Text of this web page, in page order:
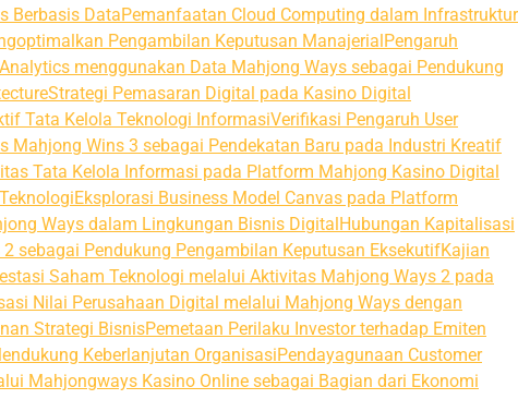
Berbasis DataPemanfaatan Cloud Computing dalam Infrastruktur
Pengambilan Keputusan ManajerialPengaruh
menggunakan Data Mahjong Ways sebagai Pendukung
Strategi Pemasaran Digital pada Kasino Digital
Tata Kelola Teknologi InformasiVerifikasi Pengaruh User
Mahjong Wins 3 sebagai Pendekatan Baru pada Industri Kreatif
Tata Kelola Informasi pada Platform Mahjong Kasino Digital
Eksplorasi Business Model Canvas pada Platform
Ways dalam Lingkungan Bisnis DigitalHubungan Kapitalisasi
sebagai Pendukung Pengambilan Keputusan EksekutifKajian
Saham Teknologi melalui Aktivitas Mahjong Ways 2 pada
Nilai Perusahaan Digital melalui Mahjong Ways dengan
Strategi BisnisPemetaan Perilaku Investor terhadap Emiten
Keberlanjutan OrganisasiPendayagunaan Customer
Mahjongways Kasino Online sebagai Bagian dari Ekonomi